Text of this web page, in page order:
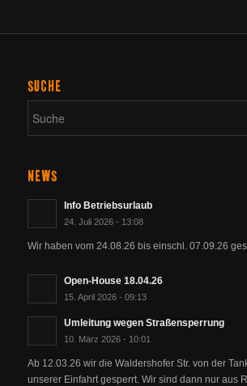
SUCHE
NEWS
Info Betriebsurlaub
24. Juli 2026 - 13:08
Wir haben vom 24.08.26 bis einschl. 07.09.26
Open-House 18.04.26
15. April 2026 - 09:13
Umleitung wegen Straßensperrung
10. März 2026 - 10:01
Ab 12.03.26 wir die Waldershofer Str. von der
unserer Einfahrt gesperrt. Wir sind dann nur aus